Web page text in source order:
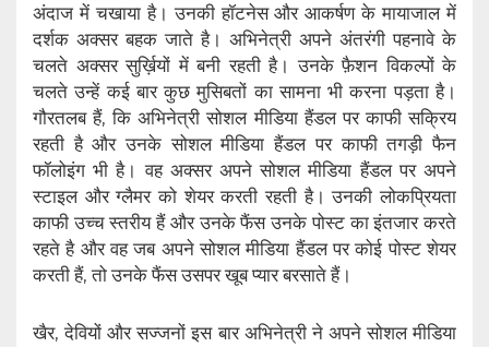
अंदाज में चखाया है। उनकी हॉटनेस और आकर्षण के मायाजाल में
दर्शक अक्सर बहक जाते है। अभिनेत्री अपने अंतरंगी पहनावे के
चलते अक्सर सुर्ख़ियों में बनी रहती है।‌ उनके फ़ैशन विकल्पों के
चलते उन्हें कई बार कुछ मुसिबतों का सामना भी करना पड़ता है।
गौरतलब हैं, कि अभिनेत्री सोशल मीडिया हैंडल पर काफी सक्रिय
रहती है और उनके सोशल मीडिया हैंडल पर काफी तगड़ी फैन
फॉलोइंग भी है। वह अक्सर अपने सोशल मीडिया हैंडल पर अपने
स्टाइल और ग्लैमर को शेयर करती रहती है। उनकी लोकप्रियता
काफी उच्च स्तरीय हैं और उनके फैंस उनके पोस्ट का इंतजार करते
रहते है और वह जब अपने सोशल मीडिया हैंडल पर कोई पोस्ट शेयर
करती हैं, तो उनके फैंस उसपर खूब प्यार बरसाते हैं।
खैर, देवियों और सज्जनों इस बार अभिनेत्री ने अपने सोशल मीडिया